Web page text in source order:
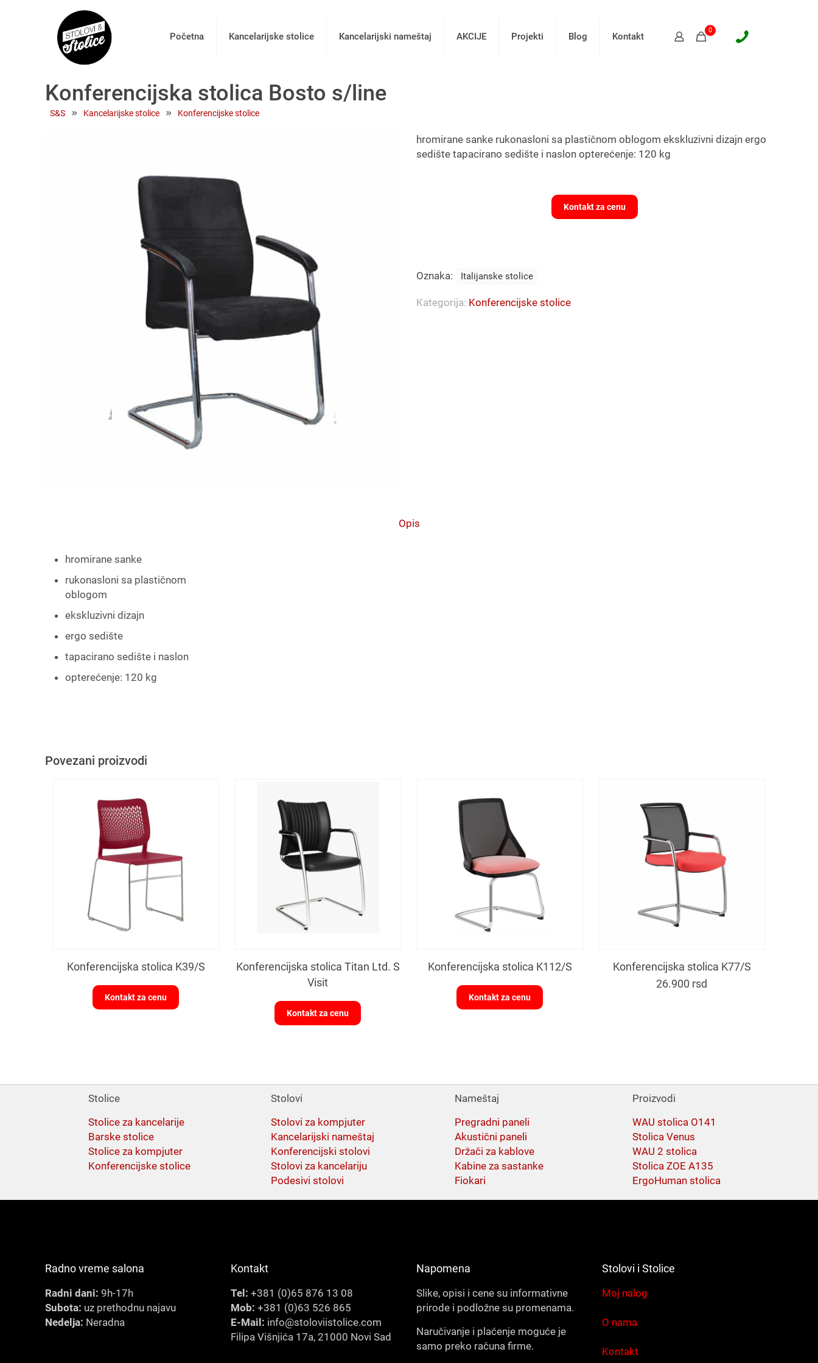
Početna Kancelarijske stolice Kancelarijski nameštaj AKCIJE Projekti Blog Kontakt
0
Konferencijska stolica Bosto s/line
S&S » Kancelarijske stolice » Konferencijske stolice
hromirane sanke rukonasloni sa plastičnom oblogom ekskluzivni dizajn ergo
sedište tapacirano sedište i naslon opterećenje: 120 kg
Kontakt za cenu
Oznaka: Italijanske stolice
Kategorija: Konferencijske stolice
Opis
hromirane sanke
rukonasloni sa plastičnom
oblogom
ekskluzivni dizajn
ergo sedište
tapacirano sedište i naslon
opterećenje: 120 kg
Povezani proizvodi
Konferencijska stolica K39/S
Kontakt za cenu
Konferencijska stolica Titan Ltd. S
Visit
Kontakt za cenu
Konferencijska stolica K112/S
Kontakt za cenu
Konferencijska stolica K77/S
26.900 rsd
Stolice
Stolice za kancelarije
Barske stolice
Stolice za kompjuter
Konferencijske stolice
Stolovi
Stolovi za kompjuter
Kancelarijski nameštaj
Konferencijski stolovi
Stolovi za kancelariju
Podesivi stolovi
Nameštaj
Pregradni paneli
Akustični paneli
Držači za kablove
Kabine za sastanke
Fiokari
Proizvodi
WAU stolica O141
Stolica Venus
WAU 2 stolica
Stolica ZOE A135
ErgoHuman stolica
Radno vreme salona
Radni dani: 9h-17h
Subota: uz prethodnu najavu
Nedelja: Neradna
Kontakt
Tel: +381 (0)65 876 13 08
Mob: +381 (0)63 526 865
E-Mail: info@stoloviistolice.com
Filipa Višnjića 17a, 21000 Novi Sad
Napomena
Slike, opisi i cene su informativne
prirode i podložne su promenama.
Naručivanje i plaćenje moguće je
samo preko računa firme.
Stolovi i Stolice
Moj nalog
O nama
Kontakt